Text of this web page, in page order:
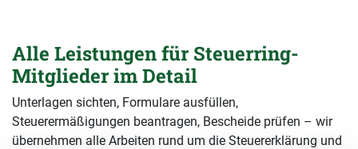
Alle Leistungen für Steuerring-
Mitglieder im Detail
Unterlagen sichten, Formulare ausfüllen,
Steuerermäßigungen beantragen, Bescheide prüfen – wir
übernehmen alle Arbeiten rund um die Steuererklärung und